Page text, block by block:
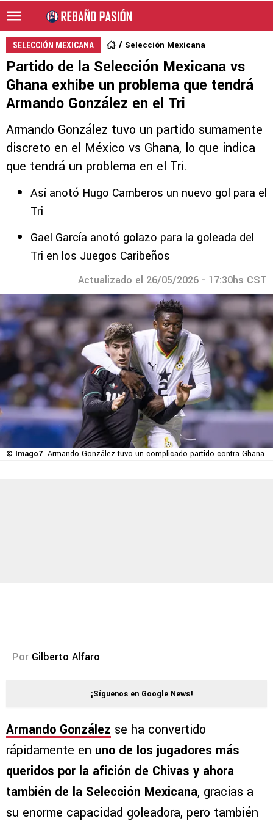
SELECCIÓN MEXICANA Selección Mexicana
Partido de la Selección Mexicana vs
Ghana exhibe un problema que tendrá
Armando González en el Tri
Armando González tuvo un partido sumamente
discreto en el México vs Ghana, lo que indica
que tendrá un problema en el Tri.
Así anotó Hugo Camberos un nuevo gol para el
Tri
Gael García anotó golazo para la goleada del
Tri en los Juegos Caribeños
Actualizado el 26/05/2026 - 17:30hs CST
© Imago7 Armando González tuvo un complicado partido contra Ghana.
Por Gilberto Alfaro
¡Síguenos en Google News!
Armando González se ha convertido
rápidamente en uno de los jugadores más
queridos por la afición de Chivas y ahora
también de la Selección Mexicana, gracias a
su enorme capacidad goleadora, pero también